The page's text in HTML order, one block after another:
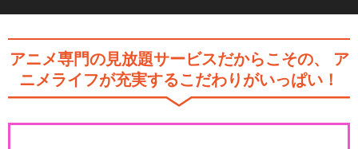
アニメ専門の見放題サービスだからこその、
ア
ニメライフが充実するこだわりがいっぱい！